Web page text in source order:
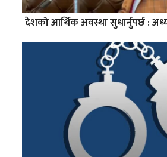
देशको आर्थिक अवस्था सुधार्नुपर्छ :